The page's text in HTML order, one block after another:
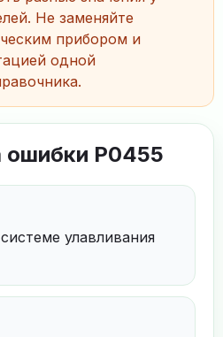
Не заменяйте
прибором и
одной
P0455
улавливания